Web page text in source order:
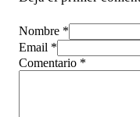
Nombre *
Email *
Comentario *